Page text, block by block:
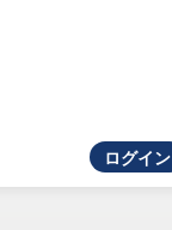
ログイン